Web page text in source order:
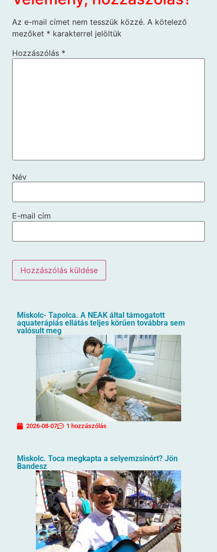
Az e-mail címet nem tesszük közzé. A kötelező
mezőket * karakterrel jelöltük
Hozzászólás *
Név
E-mail cím
Miskolc- Tapolca. A NEAK által támogatott
aquaterápiás ellátás teljes körűen továbbra sem
valósult meg
2026-08-07 1 hozzászólás
Miskolc. Toca megkapta a selyemzsinórt? Jön
Bandesz